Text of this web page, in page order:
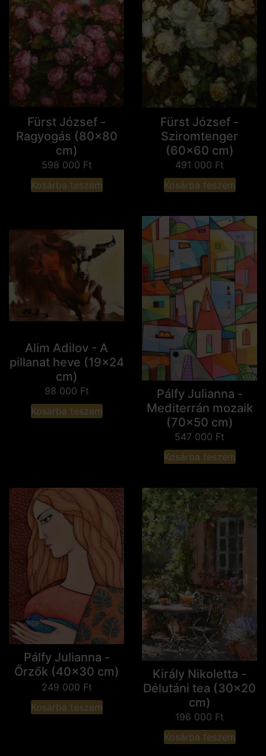
Fürst József -
Ragyogás (80x80
cm)
598 000 Ft
Kosárba teszem
Fürst József -
Sziromtenger
(60x60 cm)
491 000 Ft
Kosárba teszem
Alim Adilov - A
pillanat heve (19x24
cm)
98 000 Ft
Kosárba teszem
Pálfy Julianna -
Mediterrán mozaik
(70x50 cm)
547 000 Ft
Kosárba teszem
Pálfy Julianna -
Őrzők (40x30 cm)
249 000 Ft
Kosárba teszem
Király Nikoletta -
Délutáni tea (30x20
cm)
196 000 Ft
Kosárba teszem